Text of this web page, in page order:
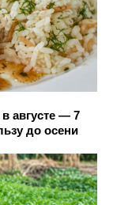
августе — 7
до осени